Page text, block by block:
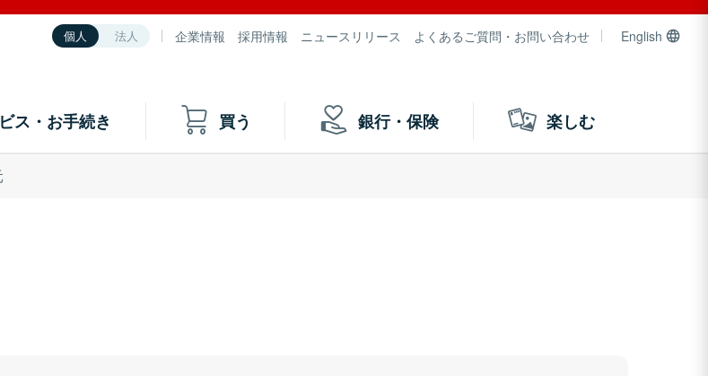
個人 法人 企業情報 採用情報 ニュースリリース よくあるご質問・お問い合わせ English
ス・お手続き 買う 銀行・保険 楽しむ